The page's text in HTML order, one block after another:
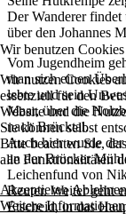
Der Wanderer
über den Johannes
Vom Jugendheim
man sich einen
lebte und sein
Maar, über die
nach Brücktal.
Auch hier wurde der
an der Brücker
Leichenfund von
Reuter. Weiter geht
Etscheid, in das
Wir benutzen Cookies
Wir nutzen Cookies
essenziell für den
Website und die
Sie können selbst
Bitte beachten Sie,
alle Funktionalitäten
Akzeptieren Ablehnen
Weitere Informationen